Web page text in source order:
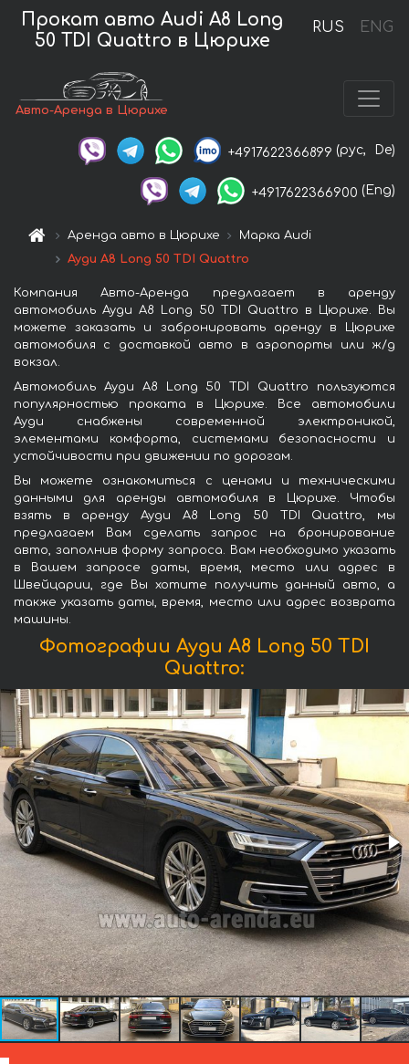
RUS ENG
Прокат авто Audi A8 Long
50 TDI Quattro в Цюрихе
Авто-Аренда в Цюрихе
+4917622366899 (рус, De)
+4917622366900 (Eng)
Аренда авто в Цюрихе
Марка Audi
Ауди A8 Long 50 TDI Quattro
Компания Авто-Аренда предлагает в аренду
автомобиль Ауди A8 Long 50 TDI Quattro в Цюрихе. Вы
можете заказать и забронировать аренду в Цюрихе
автомобиля с доставкой авто в аэропорты или ж/д
вокзал.
Автомобиль Ауди A8 Long 50 TDI Quattro пользуются
популярностью проката в Цюрихе. Все автомобили
Ауди снабжены современной электроникой,
элементами комфорта, системами безопасности и
устойчивости при движении по дорогам.
Вы можете ознакомиться с ценами и техническими
данными для аренды автомобиля в Цюрихе. Чтобы
взять в аренду Ауди A8 Long 50 TDI Quattro, мы
предлагаем Вам сделать запрос на бронирование
авто, заполнив форму запроса. Вам необходимо указать
в Вашем запросе даты, время, место или адрес в
Швейцарии, где Вы хотите получить данный авто, а
также указать даты, время, место или адрес возврата
машины.
Фотографии Ауди A8 Long 50 TDI
Quattro: